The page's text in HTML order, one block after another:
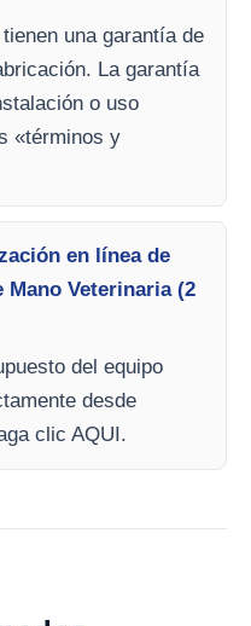
una garantía de
La garantía
o uso
«términos y
en línea de
Mano Veterinaria (2
del equipo
desde
clic AQUI.